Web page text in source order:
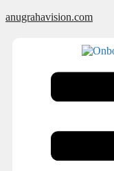
anugrahavision.com